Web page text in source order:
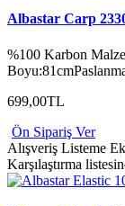
Albastar Carp
%100 Karbon
699,00TL
Ön Sipariş Ver
Alışveriş Listeme
Karşılaştırma